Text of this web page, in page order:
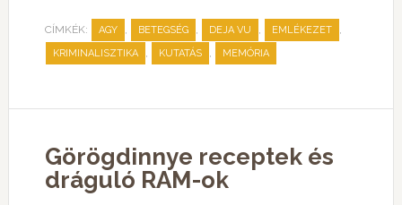
CÍMKÉK: AGY , BETEGSÉG , DEJA VU , EMLÉKEZET ,
KRIMINALISZTIKA , KUTATÁS , MEMÓRIA
Görögdinnye receptek és
dráguló RAM-ok